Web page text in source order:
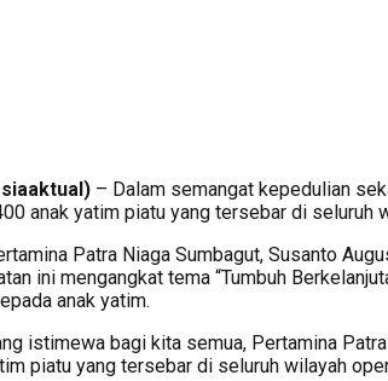
– Dalam semangat kepedulian
anak yatim piatu yang tersebar di seluruh
Patra Niaga Sumbagut, Susanto
ini mengangkat tema “Tumbuh
anak yatim.
istimewa bagi kita semua, Pertamina
piatu yang tersebar di seluruh wilayah